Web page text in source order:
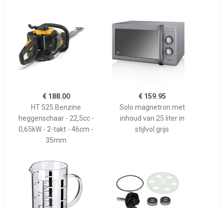
€ 188.00
HT 525 Benzine
heggenschaar - 22,5cc -
0,65kW - 2-takt - 46cm -
35mm
€ 159.95
Solo magnetron met
inhoud van 25 liter in
stijlvol grijs